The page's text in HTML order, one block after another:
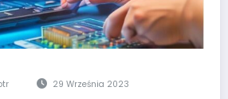
29 Września 2023